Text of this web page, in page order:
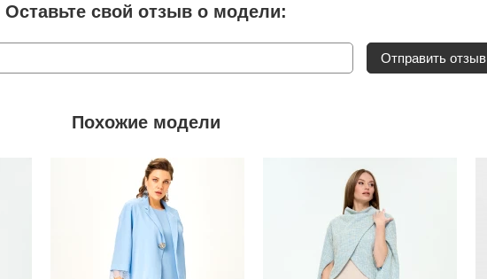
Оставьте свой отзыв о модели:
Отправить отзыв
Похожие модели